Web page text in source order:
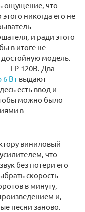
ощущение, что
никогда его не
и ради этого
в итоге не
достойную модель.
LP-120B. Два
6 Вт выдают
есть ввод и
можно было
в
виниловый
что
без потери его
скорость
в минуту,
и,
песни заново.